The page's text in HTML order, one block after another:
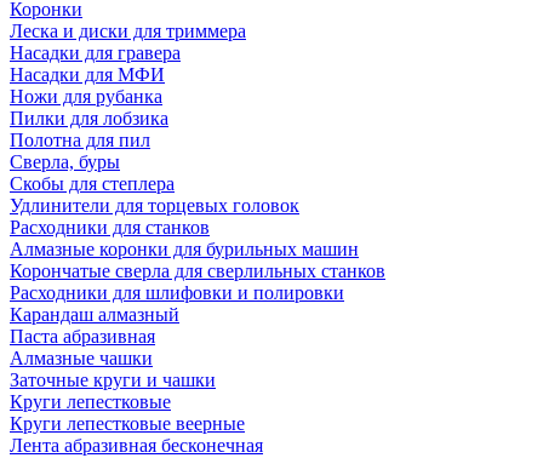
Коронки
Леска и диски для триммера
Насадки для гравера
Насадки для МФИ
Ножи для рубанка
Пилки для лобзика
Полотна для пил
Сверла, буры
Скобы для степлера
Удлинители для торцевых головок
Расходники для станков
Алмазные коронки для бурильных машин
Корончатые сверла для сверлильных станков
Расходники для шлифовки и полировки
Карандаш алмазный
Паста абразивная
Алмазные чашки
Заточные круги и чашки
Круги лепестковые
Круги лепестковые веерные
Лента абразивная бесконечная